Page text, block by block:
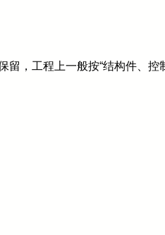
，工程上一般按“结构件、控